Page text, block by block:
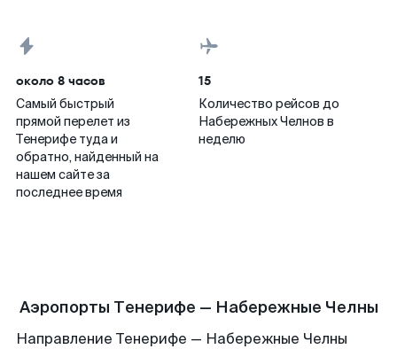
около 8 часов
Самый быстрый
прямой перелет из
Тенерифе туда и
обратно, найденный на
нашем сайте за
последнее время
15
Количество рейсов до
Набережных Челнов в
неделю
Аэропорты Тенерифе — Набережные Челны
Направление Тенерифе — Набережные Челны